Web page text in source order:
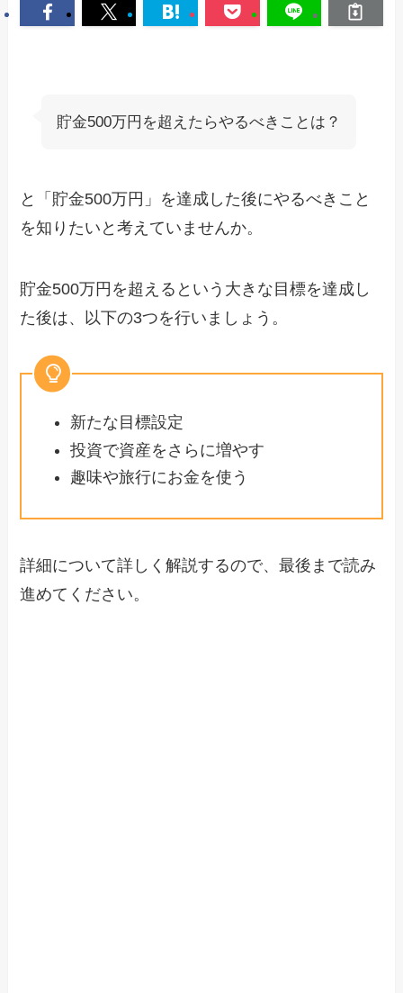
貯金500万円を超えたらやるべきことは？
と「貯金500万円」を達成した後にやるべきこと
を知りたいと考えていませんか。
貯金500万円を超えるという大きな目標を達成し
た後は、以下の3つを行いましょう。
新たな目標設定
投資で資産をさらに増やす
趣味や旅行にお金を使う
詳細について詳しく解説するので、最後まで読み
進めてください。